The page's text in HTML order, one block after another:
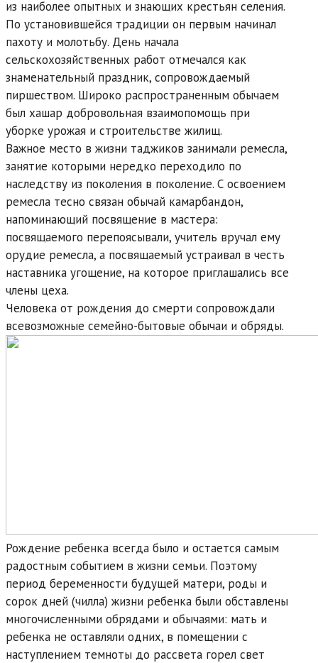
из наиболее опытных и знающих крестьян селения.
По установившейся традиции он первым начинал
пахоту и молотьбу. День начала
сельскохозяйственных работ отмечался как
знаменательный праздник, сопровождаемый
пиршеством. Широко распространенным обычаем
был хашар добровольная взаимопомощь при
уборке урожая и строительстве жилищ.
Важное место в жизни таджиков занимали ремесла,
занятие которыми нередко переходило по
наследству из поколения в поколение. С освоением
ремесла тесно связан обычай камарбандон,
напоминающий посвящение в мастера:
посвящаемого перепоясывали, учитель вручал ему
орудие ремесла, а посвящаемый устраивал в честь
наставника угощение, на которое приглашались все
члены цеха.
Человека от рождения до смерти сопровождали
всевозможные семейно-бытовые обычаи и обряды.
Рождение ребенка всегда было и остается самым
радостным событием в жизни семьи. Поэтому
период беременности будущей матери, роды и
сорок дней (чилла) жизни ребенка были обставлены
многочисленными обрядами и обычаями: мать и
ребенка не оставляли одних, в помещении с
наступлением темноты до рассвета горел свет